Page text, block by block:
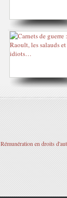
Rémunération en droits